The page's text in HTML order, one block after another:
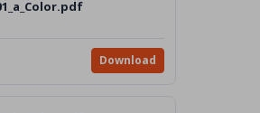
Download